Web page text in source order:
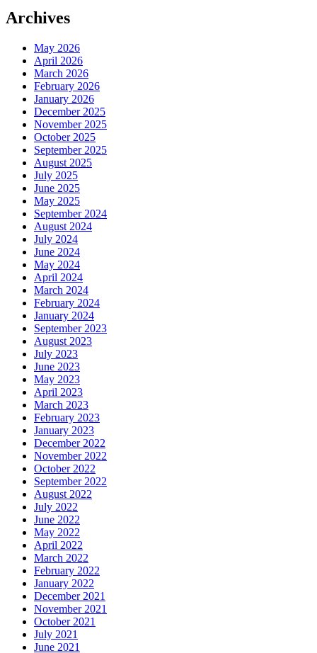
Archives
May 2026
April 2026
March 2026
February 2026
January 2026
December 2025
November 2025
October 2025
September 2025
August 2025
July 2025
June 2025
May 2025
September 2024
August 2024
July 2024
June 2024
May 2024
April 2024
March 2024
February 2024
January 2024
September 2023
August 2023
July 2023
June 2023
May 2023
April 2023
March 2023
February 2023
January 2023
December 2022
November 2022
October 2022
September 2022
August 2022
July 2022
June 2022
May 2022
April 2022
March 2022
February 2022
January 2022
December 2021
November 2021
October 2021
July 2021
June 2021